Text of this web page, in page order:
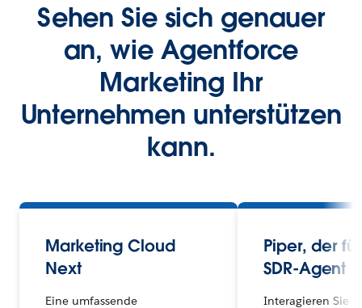
Sehen Sie sich genauer
an, wie Agentforce
Marketing Ihr
Unternehmen unterstützen
kann.
Marketing Cloud
Next
Eine umfassende
Piper, der
SDR-Agent
Interagieren Sie